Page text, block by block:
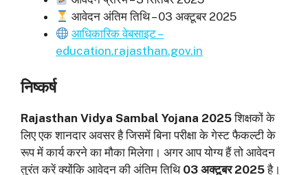
आवेदन अंतिम तिथि – 03 अक्टूबर 2025
आधिकारिक वेबसाइट –
education.rajasthan.gov.in
निष्कर्ष
Rajasthan Vidya Sambal Yojana 2025शिक्षकों के
लिए एक शानदार अवसर है जिसमें बिना परीक्षा के गेस्ट फैकल्टी के
रूप में कार्य करने का मौका मिलेगा। अगर आप योग्य हैं तो आवेदन
तुरंत करें क्योंकि आवेदन की अंतिम तिथि 03 अक्टूबर 2025है।